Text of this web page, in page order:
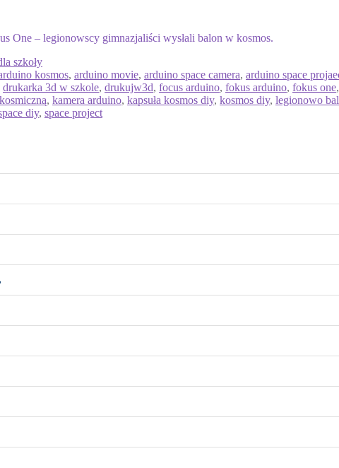
One – legionowscy gimnazjaliści wysłali balon w kosmos.
szkoły
kosmos, arduino movie, arduino space camera, arduino space
drukarka 3d w szkole, drukujw3d, focus arduino, fokus arduino, fokus one,
, kamera arduino, kapsuła kosmos diy, kosmos diy, legionowo
diy, space project